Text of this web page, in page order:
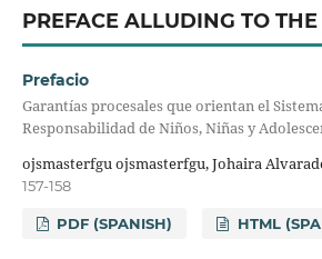
PREFACE ALLUDING TO THE
Prefacio
Garantías procesales que orientan el
Responsabilidad de Niños, Niñas y
ojsmasterfgu ojsmasterfgu, Johaira
157-158
PDF (SPANISH) HTML